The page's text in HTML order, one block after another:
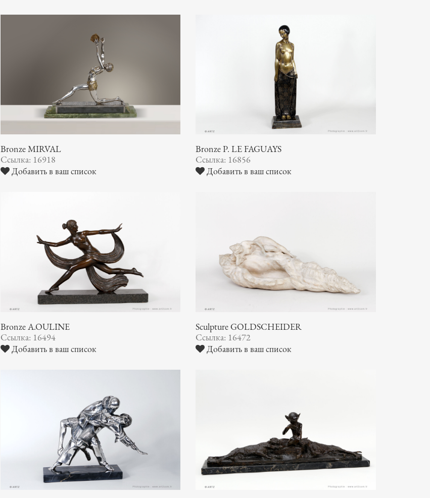
Bronze MIRVAL
Ссылка: 16918
Добавить в ваш список
Bronze P. LE FAGUAYS
Ссылка: 16856
Добавить в ваш список
Bronze A.OULINE
Ссылка: 16494
Добавить в ваш список
Sculpture GOLDSCHEIDER
Ссылка: 16472
Добавить в ваш список